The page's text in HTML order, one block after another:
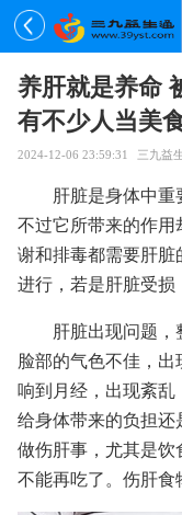
养肝就是养命
有不少人当美
2024-12-06 23:59:31 三九益
肝脏是身体中重
不过它所带来的作用
谢和排毒都需要肝脏
进行，若是肝脏受损
肝脏出现问题，
脸部的气色不佳，
响到月经，出现紊
给身体带来的负担还
做伤肝事，尤其是饮
不能再吃了。伤肝食